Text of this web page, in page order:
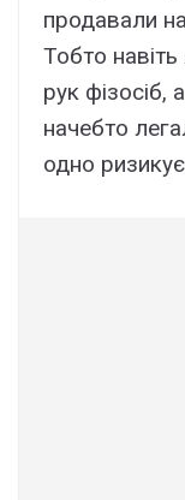
продавали
Тобто
рук фізосіб,
начебто
одно